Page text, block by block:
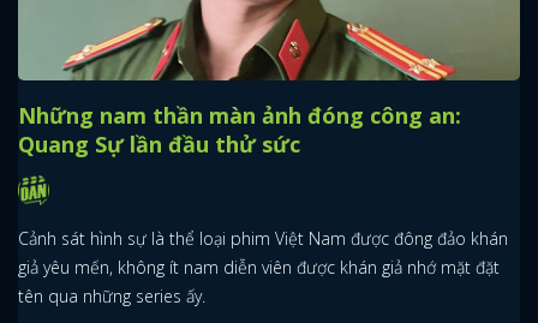
Những nam thần màn ảnh đóng công an:
Quang Sự lần đầu thử sức
Cảnh sát hình sự là thể loại phim Việt Nam được đông đảo khán
giả yêu mến, không ít nam diễn viên được khán giả nhớ mặt đặt
tên qua những series ấy.